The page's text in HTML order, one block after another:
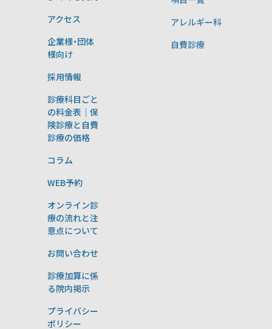
アクセス
企業様・団体
様向け
採用情報
診療科目ごと
の料金表｜保
険診療と自費
診療の価格
コラム
WEB予約
オンライン診
療の流れと注
意点について
お問い合わせ
診療加算に係
る院内掲示
プライバシー
ポリシー
アレルギー科
自費診療